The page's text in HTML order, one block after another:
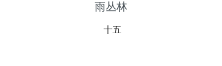
雨丛林
十五